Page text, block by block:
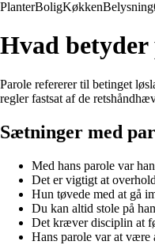
PlanterBoligKøkkenBelysning
Hvad betyder
Parole refererer til betinget
regler fastsat af de
Sætninger med
Med hans parole var
Det er vigtigt at
Hun tøvede med at gå
Du kan altid stole på
Det kræver disciplin at
Hans parole var at